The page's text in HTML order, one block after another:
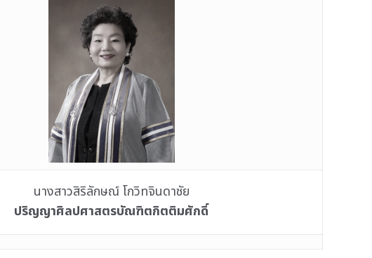
นางสาวสิริลักษณ์ โกวิทจินดาชัย
ปริญญาศิลปศาสตรบัณฑิตกิตติมศักดิ์